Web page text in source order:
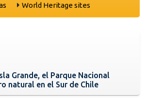
World Heritage sites
Grande, el Parque Nacional
natural en el Sur de Chile